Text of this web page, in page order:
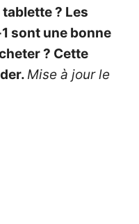
tablette ? Les
sont une bonne
? Cette
Mise à jour le